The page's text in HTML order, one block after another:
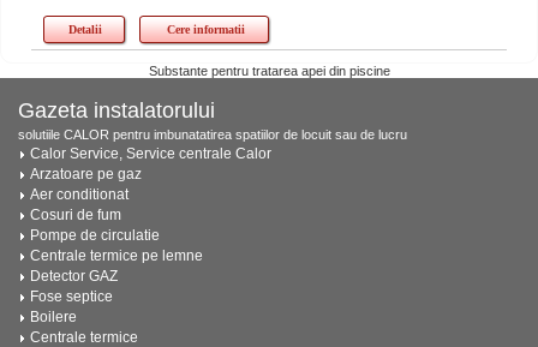
Detalii Cere informatii
Substante pentru tratarea apei din piscine
Gazeta instalatorului
solutiile CALOR pentru imbunatatirea spatiilor de locuit sau de lucru
Calor Service, Service centrale Calor
Arzatoare pe gaz
Aer conditionat
Cosuri de fum
Pompe de circulatie
Centrale termice pe lemne
Detector GAZ
Fose septice
Boilere
Centrale termice